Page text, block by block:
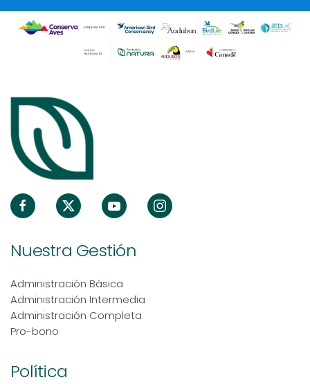
Nuestra Gestión
Administración Básica
Administración Intermedia
Administración Completa
Pro-bono
Política